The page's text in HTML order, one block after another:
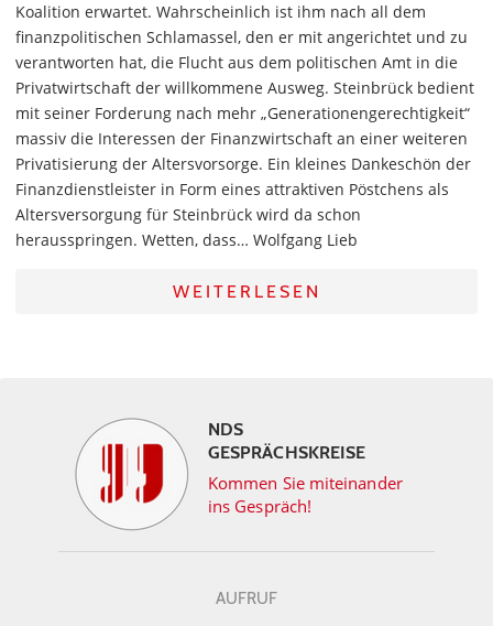
Koalition erwartet. Wahrscheinlich ist ihm nach all dem
finanzpolitischen Schlamassel, den er mit angerichtet und zu
verantworten hat, die Flucht aus dem politischen Amt in die
Privatwirtschaft der willkommene Ausweg. Steinbrück bedient
mit seiner Forderung nach mehr „Generationengerechtigkeit“
massiv die Interessen der Finanzwirtschaft an einer weiteren
Privatisierung der Altersvorsorge. Ein kleines Dankeschön der
Finanzdienstleister in Form eines attraktiven Pöstchens als
Altersversorgung für Steinbrück wird da schon
herausspringen. Wetten, dass… Wolfgang Lieb
WEITERLESEN
NDS
GESPRÄCHSKREISE
Kommen Sie miteinander
ins Gespräch!
AUFRUF